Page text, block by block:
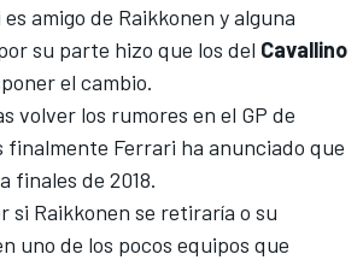
amigo de Raikkonen y alguna
su parte hizo que los del Cavallino
el cambio.
volver los rumores en el GP de
finalmente Ferrari ha anunciado que
finales de 2018.
si Raikkonen se retiraría o su
uno de los pocos equipos que